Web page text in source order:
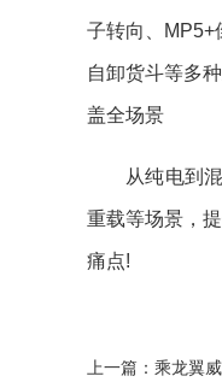
子转向、MP5+
自卸货斗等多
盖全场景
从纯电到混
重载等场景，
痛点!
上一篇： 乘龙翼